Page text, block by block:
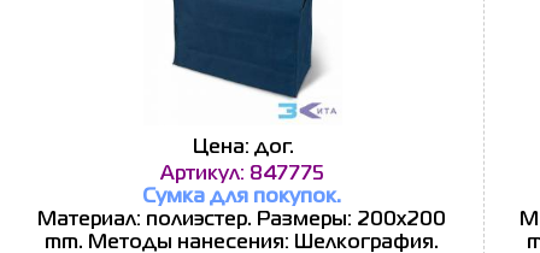
Цена: дог.
Артикул: 847775
Сумка для покупок.
Материал: полиэстер. Размеры: 200x200
mm. Методы нанесения: Шелкография.